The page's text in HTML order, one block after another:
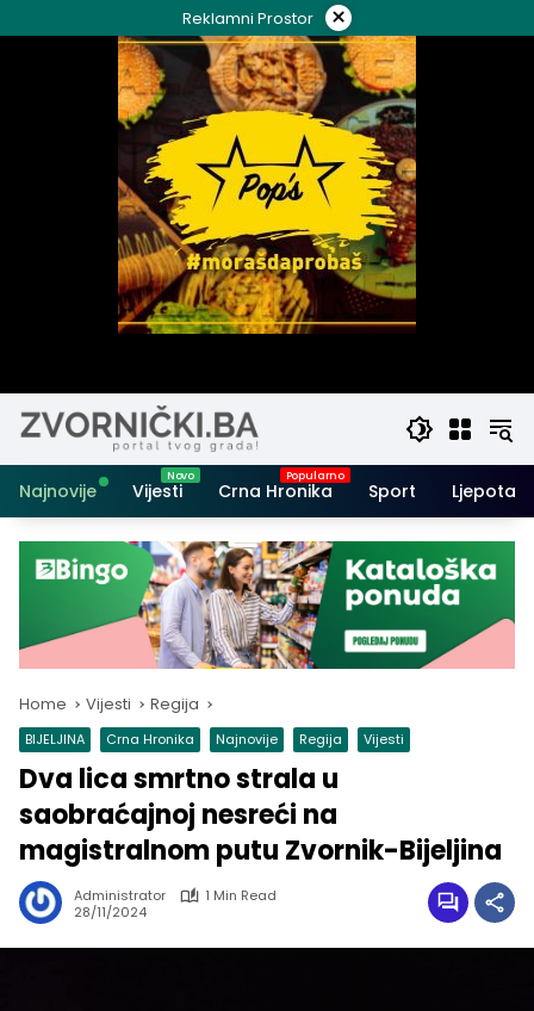
to
Reklamni Prostor ×
Najnovije Vijesti Crna Hronika Sport Ljepota i
Home Vijesti Regija
BIJELJINA Crna Hronika Najnovije Regija Vijesti
Dva lica smrtno strala u
saobraćajnoj nesreći na
magistralnom putu Zvornik-Bijeljina
Administrator
1 Min Read
28/11/2024